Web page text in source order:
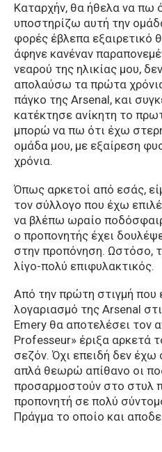
Καταρχήν, θα ήθελα να πω
υποστηρίζω αυτή την
φορές έβλεπα εξαιρετικό
άφηνε κανέναν
νεαρού της ηλικίας μου,
απολαύσω τα πρώτα
πάγκο της Arsenal, και
κατέκτησε ανίκητη το
μπορώ να πω ότι έχω
ομάδα μου, με εξαίρεση
χρόνια.
Όπως αρκετοί από εσάς,
τον σύλλογο που έχω
να βλέπω ωραίο
ο προπονητής έχει
στην προπόνηση. Ωστόσο,
λίγο-πολύ επιφυλακτικός.
Από την πρώτη στιγμή που
λογαριασμό της Arsenal
Emery θα αποτελέσει τον
Professeur» έριξα αρκετά
σεζόν. Όχι επειδή δεν
απλά θεωρώ απίθανο οι
προσαρμοστούν στο στυλ
προπονητή σε πολύ
Πράγμα το οποίο και